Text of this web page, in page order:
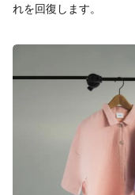
れを回復します。